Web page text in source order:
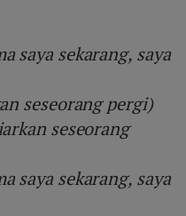
saya sekarang, saya
seseorang pergi)
seseorang
saya sekarang, saya